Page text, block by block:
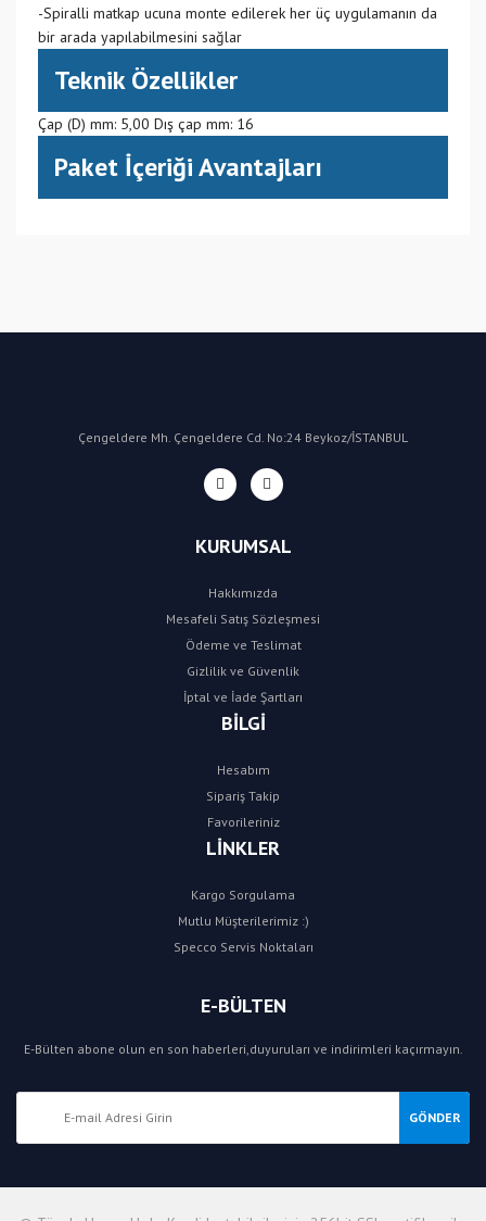
-Spiralli matkap ucuna monte edilerek her üç uygulamanın da
bir arada yapılabilmesini sağlar
Teknik Özellikler
Çap (D) mm: 5,00 Dış çap mm: 16
Paket İçeriği Avantajları
Çengeldere Mh. Çengeldere Cd. No:24 Beykoz/İSTANBUL
KURUMSAL
Hakkımızda
Mesafeli Satış Sözleşmesi
Ödeme ve Teslimat
Gizlilik ve Güvenlik
İptal ve İade Şartları
BİLGİ
Hesabım
Sipariş Takip
Favorileriniz
LİNKLER
Kargo Sorgulama
Mutlu Müşterilerimiz :)
Specco Servis Noktaları
E-BÜLTEN
E-Bülten abone olun en son haberleri,duyuruları ve indirimleri kaçırmayın.
GÖNDER